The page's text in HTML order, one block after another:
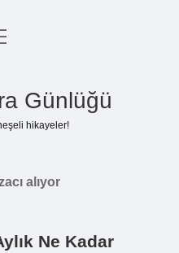
Günlüğü
hikayeler!
alıyor
Ne Kadar